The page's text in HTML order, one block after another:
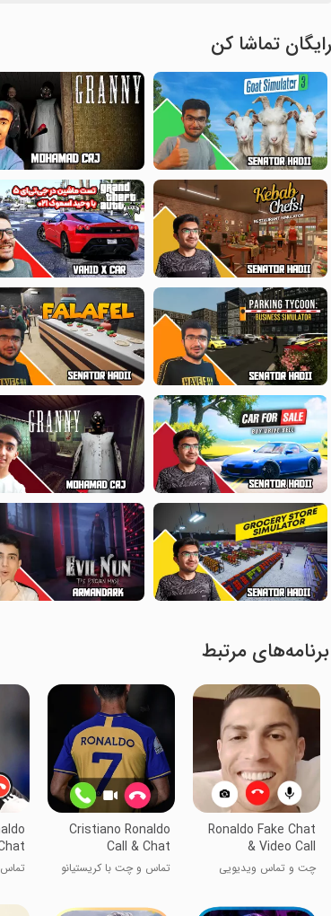
رایگان تماشا کن
برنامه‌های مرتبط
Ronaldo Fake Chat
& Video Call
چت و تماس ویدیویی
Cristiano Ronaldo
Call & Chat
تماس و چت با کریستیانو
تماس